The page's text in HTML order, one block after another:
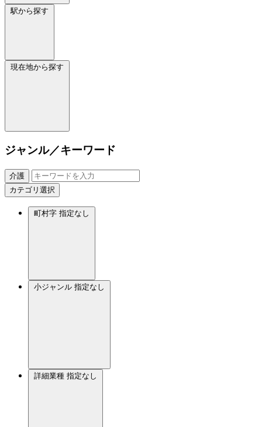
駅から探す
現在地から探す
ジャンル／キーワード
介護
カテゴリ選択
町村字 指定なし
小ジャンル 指定なし
詳細業種 指定なし